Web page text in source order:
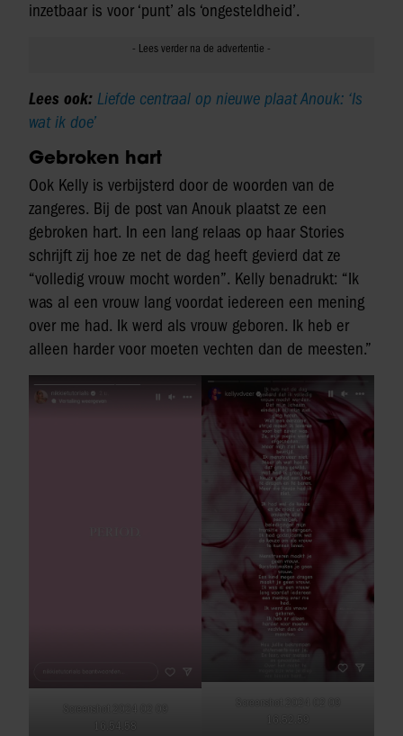
inzetbaar is voor ‘punt’ als ‘ongesteldheid’.
Lees ook: Liefde centraal op nieuwe plaat Anouk: ‘Is
wat ik doe’
Gebroken hart
Ook Kelly is verbijsterd door de woorden van de
zangeres. Bij de post van Anouk plaatst ze een
gebroken hart. In een lang relaas op haar Stories
schrijft zij hoe ze net de dag heeft gevierd dat ze
“volledig vrouw mocht worden”. Kelly benadrukt: “Ik
was al een vrouw lang voordat iedereen een mening
over me had. Ik werd als vrouw geboren. Ik heb er
alleen harder voor moeten vechten dan de meesten.”
16.54.58
16.52.59